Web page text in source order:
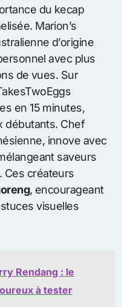
du kecap
Marion’s
d’origine
avec plus
de vues. Sur
en 15 minutes,
débutants. Chef
innove avec
saveurs
Ces créateurs
, encourageant
visuelles
Rendang : le
à tester